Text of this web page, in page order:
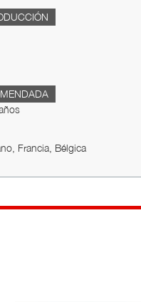
Francia, Bélgica